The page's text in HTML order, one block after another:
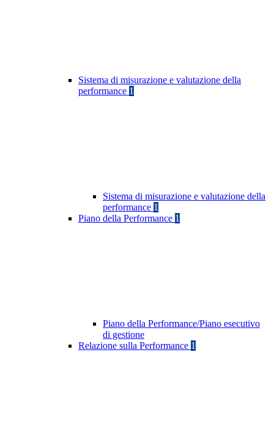
Sistema di misurazione e valutazione della
performance 1
Sistema di misurazione e valutazione della
performance 1
Piano della Performance 1
Piano della Performance/Piano esecutivo
di gestione
Relazione sulla Performance 1